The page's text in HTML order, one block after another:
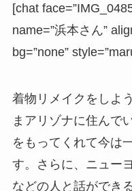
[chat
name=”浜本さん”
bg=”none”
着物リメイクをしよ
まアリゾナに住んで
をもってくれて今は
す。さらに、ニュー
などの人と話ができ